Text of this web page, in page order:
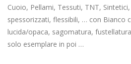
Cuoio, Pellami, Tessuti, TNT,
spessorizzati, flessibili, … con Bianco
lucida/opaca, sagomatura,
solo esemplare in poi …